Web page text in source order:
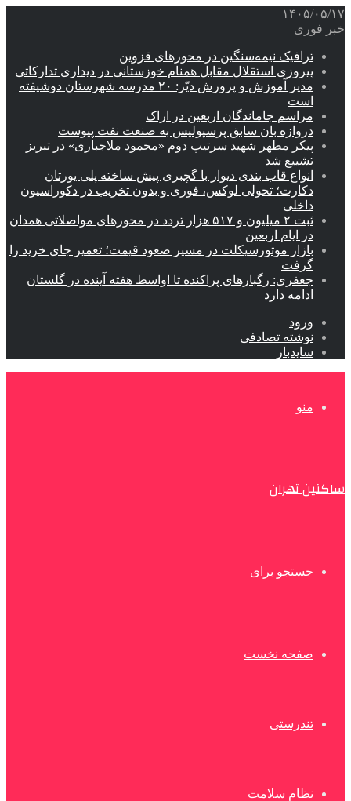
۱۴۰۵/۰۵/۱۷
خبر فوری
ترافیک نیمه‌سنگین در محورهای قزوین
پیروزی استقلال مقابل همنام خوزستانی در دیداری تدارکاتی
مدیر آموزش و پرورش دیّر: ۲۰ مدرسه شهرستان دوشیفته
است
مراسم جاماندگان اربعین در اراک
دروازه بان سابق پرسپولیس به صنعت نفت پیوست
پیکر مطهر شهید سرتیپ دوم «محمود ملاجباری» در تبریز
تشییع شد
انواع قاب بندی دیوار با گچبری پیش ساخته پلی یورتان
دکارت؛ تحولی لوکس، فوری و بدون تخریب در دکوراسیون
داخلی
ثبت ۲ میلیون و ۵۱۷ هزار تردد در محورهای مواصلاتی همدان
در ایام اربعین
بازار موتورسیکلت در مسیر صعود قیمت؛ تعمیر جای خرید را
گرفت
جعفری: رگبارهای پراکنده تا اواسط هفته آینده در گلستان
ادامه دارد
ورود
نوشته تصادفی
سایدبار
منو
ساکنین تهران
جستجو برای
صفحه نخست
تندرستی
نظام سلامت